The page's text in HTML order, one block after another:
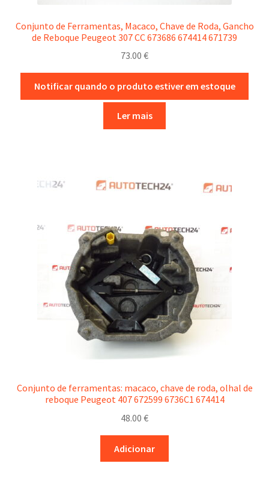
Conjunto de Ferramentas, Macaco, Chave de Roda, Gancho
de Reboque Peugeot 307 CC 673686 674414 671739
73.00 €
Notificar quando o produto estiver em estoque
Ler mais
Conjunto de ferramentas: macaco, chave de roda, olhal de
reboque Peugeot 407 672599 6736C1 674414
48.00 €
Adicionar